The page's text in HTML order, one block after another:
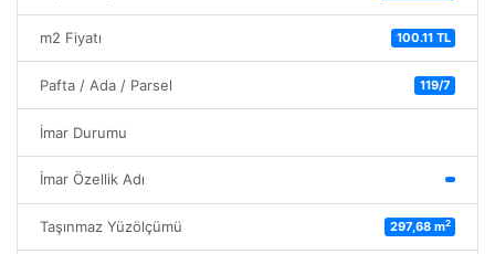
m2 Fiyatı 100.11 TL
Pafta / Ada / Parsel 119/7
İmar Durumu
İmar Özellik Adı
Taşınmaz Yüzölçümü 297,68 m2